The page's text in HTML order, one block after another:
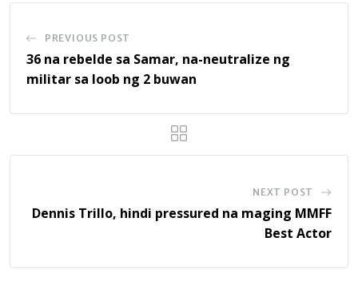
PREVIOUS POST
36 na rebelde sa Samar, na-neutralize ng
militar sa loob ng 2 buwan
NEXT POST
Dennis Trillo, hindi pressured na maging MMFF
Best Actor